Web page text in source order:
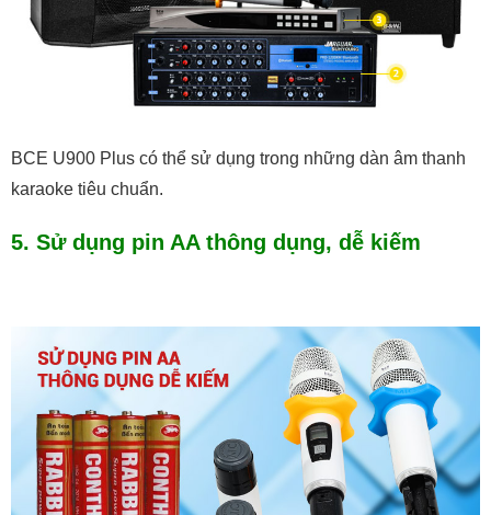
BCE U900 Plus có thể sử dụng trong những dàn âm thanh
karaoke tiêu chuẩn.
5. Sử dụng pin AA thông dụng, dễ kiếm